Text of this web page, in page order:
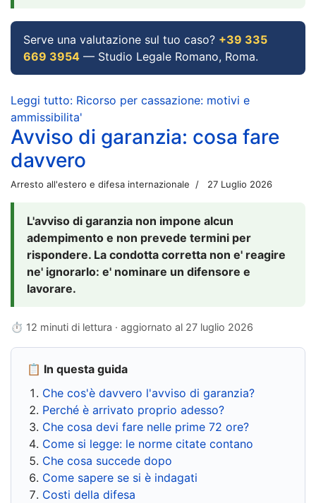
Serve una valutazione sul tuo caso? +39 335
669 3954 — Studio Legale Romano, Roma.
Leggi tutto: Ricorso per cassazione: motivi e
ammissibilita'
Avviso di garanzia: cosa fare
davvero
Arresto all'estero e difesa internazionale 27 Luglio 2026
L'avviso di garanzia non impone alcun
adempimento e non prevede termini per
rispondere. La condotta corretta non e' reagire
ne' ignorarlo: e' nominare un difensore e
lavorare.
⏱ 12 minuti di lettura · aggiornato al 27 luglio 2026
📋 In questa guida
Che cos'è davvero l'avviso di garanzia?
Perché è arrivato proprio adesso?
Che cosa devi fare nelle prime 72 ore?
Come si legge: le norme citate contano
Che cosa succede dopo
Come sapere se si è indagati
Costi della difesa